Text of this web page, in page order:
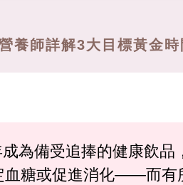
養師詳解3大目標黃金時
為備受追捧的健康飲
糖或促進消化——而有